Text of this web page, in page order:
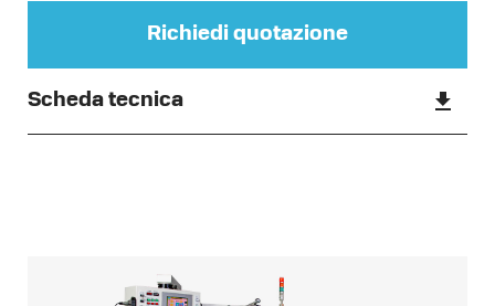
Richiedi quotazione
Scheda tecnica